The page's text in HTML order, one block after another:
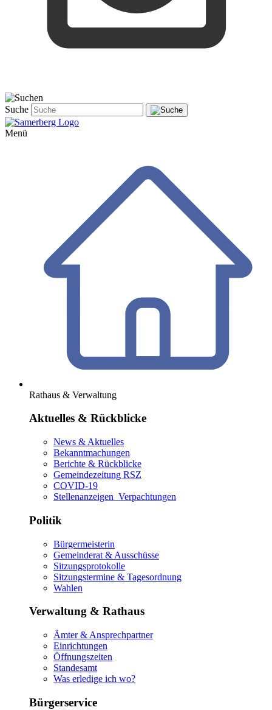
Suche
Menü
Rathaus & Verwaltung
Aktuelles & Rückblicke
News & Aktuelles
Bekanntmachungen
Berichte & Rückblicke
Gemeindezeitung RSZ
COVID-19
Stellenanzeigen_Verpachtungen
Politik
Bürgermeisterin
Gemeinderat & Ausschüsse
Sitzungsprotokolle
Sitzungstermine & Tagesordnung
Wahlen
Verwaltung & Rathaus
Ämter & Ansprechpartner
Einrichtungen
Öffnungszeiten
Standesamt
Was erledige ich wo?
Bürgerservice